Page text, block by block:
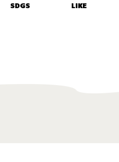
SDGS LIKE